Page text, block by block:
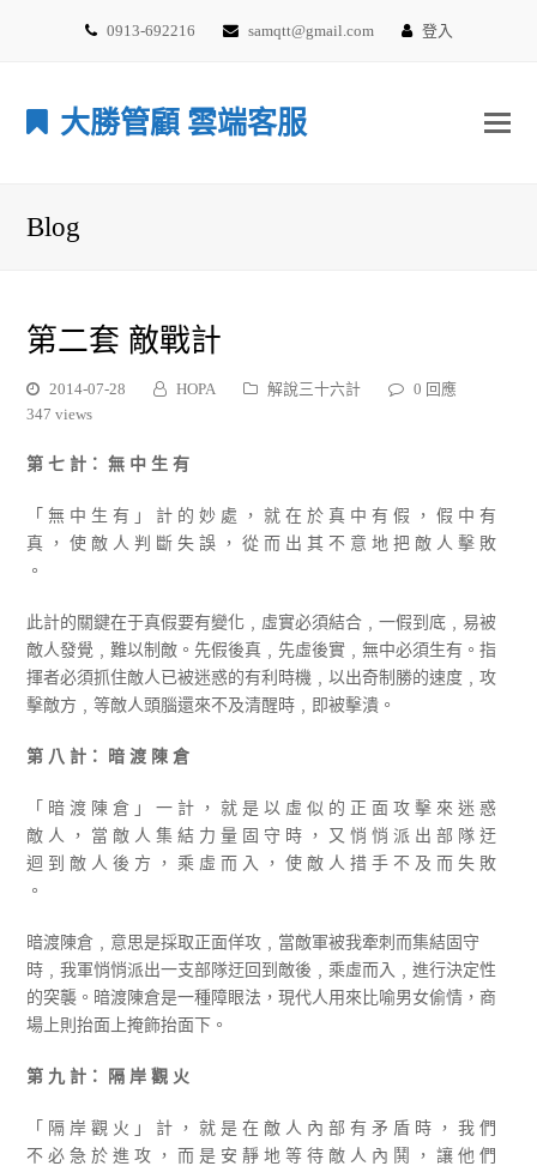
0913-692216 samqtt@gmail.com 登入
大勝管顧 雲端客服
Blog
第二套 敵戰計
2014-07-28 HOPA 解說三十六計
0 回應
347 views
第 七 計： 無 中 生 有
「 無 中 生 有 」 計 的 妙 處 ， 就 在 於 真 中 有 假 ， 假 中 有
真 ， 使 敵 人 判 斷 失 誤 ， 從 而 出 其 不 意 地 把 敵 人 擊 敗
。
此計的關鍵在于真假要有變化﹐虛實必須結合﹐一假到底﹐易被
敵人發覺﹐難以制敵。先假後真﹐先虛後實﹐無中必須生有。指
揮者必須抓住敵人已被迷惑的有利時機﹐以出奇制勝的速度﹐攻
擊敵方﹐等敵人頭腦還來不及清醒時﹐即被擊潰。
第 八 計： 暗 渡 陳 倉
「 暗 渡 陳 倉 」 一 計 ， 就 是 以 虛 似 的 正 面 攻 擊 來 迷 惑
敵 人 ， 當 敵 人 集 結 力 量 固 守 時 ， 又 悄 悄 派 出 部 隊 迂
迴 到 敵 人 後 方 ， 乘 虛 而 入 ， 使 敵 人 措 手 不 及 而 失 敗
。
暗渡陳倉﹐意思是採取正面佯攻﹐當敵軍被我牽刺而集結固守
時﹐我軍悄悄派出一支部隊迂回到敵後﹐乘虛而入﹐進行決定性
的突襲。暗渡陳倉是一種障眼法，現代人用來比喻男女偷情，商
場上則抬面上掩飾抬面下。
第 九 計： 隔 岸 觀 火
「 隔 岸 觀 火 」 計 ， 就 是 在 敵 人 內 部 有 矛 盾 時 ， 我 們
不 必 急 於 進 攻 ， 而 是 安 靜 地 等 待 敵 人 內 鬨 ， 讓 他 們